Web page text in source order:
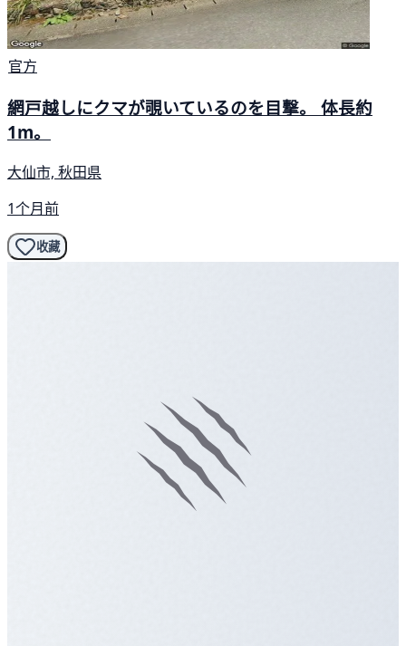
官方
網戸越しにクマが覗いているのを目撃。 体長約
1m。
大仙市, 秋田県
1个月前
收藏